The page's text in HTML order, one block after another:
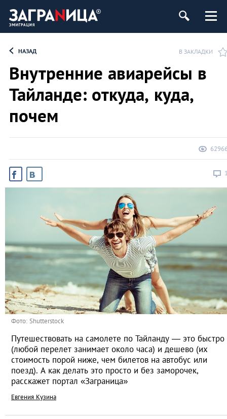
НАЗАД В ЗАКЛАДКИ
Внутренние авиарейсы в
Тайланде: откуда, куда,
почем
Фото: Shutterstock
Путешествовать на самолете по Тайланду — это быстро
(любой перелет занимает около часа) и дешево (их
стоимость порой ниже, чем билетов на автобус или
поезд). А как делать это просто и без заморочек,
расскажет портал «Заграница»
Евгения Кузина